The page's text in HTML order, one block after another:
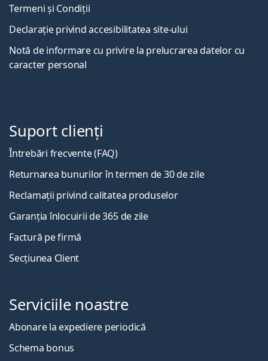
Termeni și Condiții
Declarație privind accesibilitatea site-ului
Notă de informare cu privire la prelucrarea datelor cu
caracter personal
Suport clienți
Întrebări frecvente (FAQ)
Returnarea bunurilor în termen de 30 de zile
Reclamații privind calitatea produselor
Garanția înlocuirii de 365 de zile
Factură pe firmă
Secțiunea Client
Serviciile noastre
Abonare la expediere periodică
Schema bonus